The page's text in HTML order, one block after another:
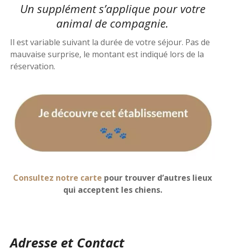
Un supplément s’applique pour votre
animal de compagnie.
Il est variable suivant la durée de votre séjour. Pas de
mauvaise surprise, le montant est indiqué lors de la
réservation.
Consultez notre carte pour trouver d’autres lieux
qui acceptent les chiens.
Adresse et Contact